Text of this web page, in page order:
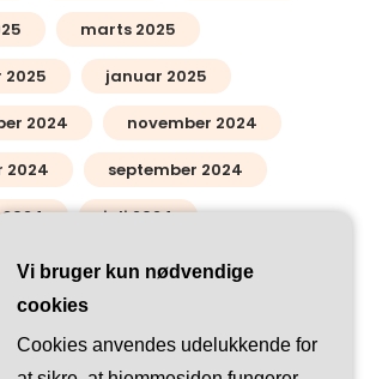
marts 2025
januar 2025
2024 november 2024
2024 september 2024
juli 2024
Vi bruger kun nødvendige
cookies
Cookies anvendes udelukkende for